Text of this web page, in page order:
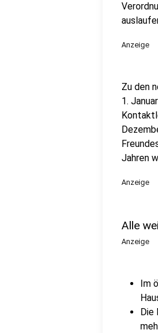
Anzeige
Zu den
1.
Jahren
Anzeige
Alle
Anzeige
Im
Die